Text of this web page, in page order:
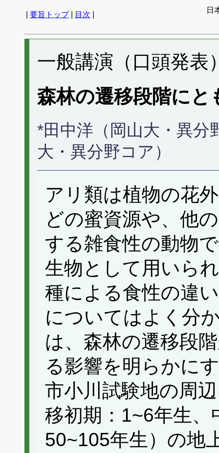
要旨トップ| 目次
日
一般講演（口頭発表
森林の遷移段階にと
*田中洋（岡山大・異分
大・異分野コア）
アリ類は植物の花
どの蜜資源や、他
する雑食性の動物
生物として用いら
種による食性の違
についてはよく分
は、森林の遷移段
る影響を明らかに
市小川試験地の周
移初期：1~6年生
50~105年生）の地